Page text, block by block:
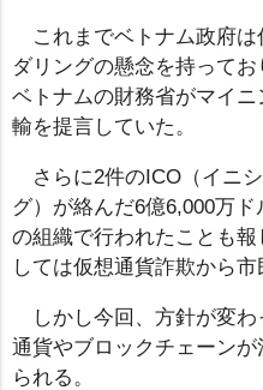
これまでベトナム政府
ダリングの懸念を持って
ベトナムの財務省がマイ
輸を提言していた。
さらに2件のICO（イニ
グ）が絡んだ6億6,000万
の組織で行われたことも
しては仮想通貨詐欺から市
しかし今回、方針が変
通貨やブロックチェーン
られる。